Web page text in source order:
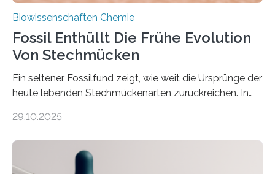
Biowissenschaften Chemie
Fossil Enthüllt Die Frühe Evolution
Von Stechmücken
Ein seltener Fossilfund zeigt, wie weit die Ursprünge der
heute lebenden Stechmückenarten zurückreichen. In
Forschende die bisher älteste bekannte Stechmücken-
Region Kachin in Myanmar und hat sich in
ausgezeichnetem Zustand erhalten. Es konnte als neue
29.10.2025